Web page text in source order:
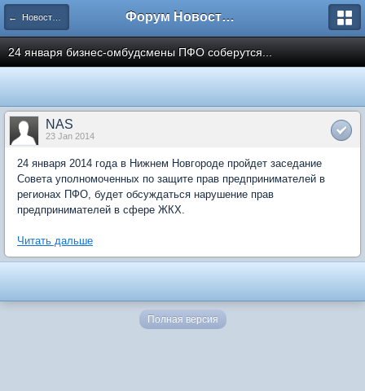
← Новости рынка недвижимости Форум Новостройки
24 января бизнес-омбудсмены ПФО соберутся...
NAS
23 Jan 2014
24 января 2014 года в Нижнем Новгороде пройдет заседание
Совета уполномоченных по защите прав предпринимателей в
регионах ПФО, будет обсуждаться нарушение прав
предпринимателей в сфере ЖКХ.
Читать дальше
Полная версия